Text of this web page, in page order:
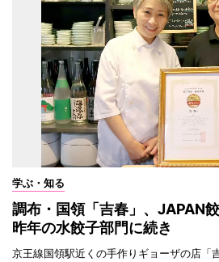
学ぶ・知る
調布・国領「吉春」、JAPAN
昨年の水餃子部門に続き
京王線国領駅近くの手作りギョーザの店「